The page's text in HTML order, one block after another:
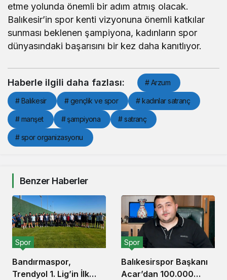
etme yolunda önemli bir adım atmış olacak.
Balıkesir’in spor kenti vizyonuna önemli katkılar
sunması beklenen şampiyona, kadınların spor
dünyasındaki başarısını bir kez daha kanıtlıyor.
Haberle ilgili daha fazlası: # Arzum
# Balıkesir # gençlik ve spor # kadınlar satranç
# manşet # şampiyona # satranç
# spor organizasyonu
Benzer Haberler
Bandırmaspor,
Trendyol 1. Lig’in İlk
Spor
Balıkesirspor Başkanı
Acar’dan 100.000
Spor